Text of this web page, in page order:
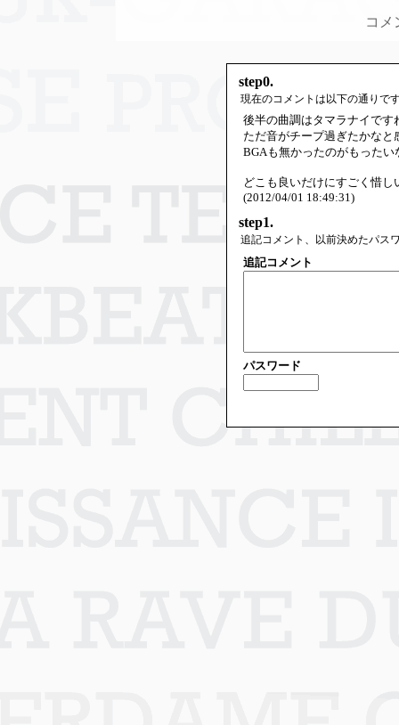
コメ
step0.
現在のコメントは以下の通りで
後半の曲調はタマラナイです
ただ音がチープ過ぎたかなと
BGAも無かったのがもった
どこも良いだけにすごく惜し
(2012/04/01 18:49:31)
step1.
追記コメント、以前決めたパス
追記コメント
パスワード